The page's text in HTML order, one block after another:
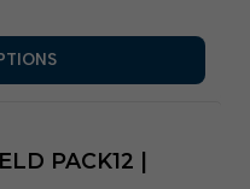
PACK12 |